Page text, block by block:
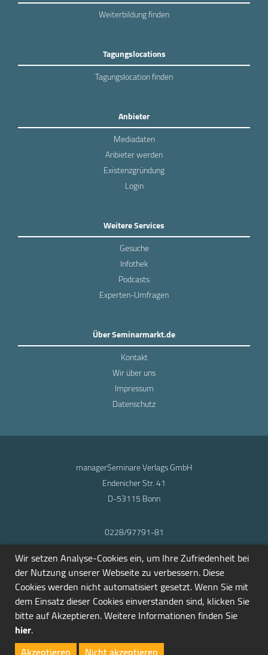
Weiterbildung finden
Tagungslocations
Tagungslocation finden
Anbieter
Mediadaten
Anbieter werden
Existenzgründung
Login
Weitere Services
Gesuche
Infothek
Podcasts
Experten-Umfragen
Über Seminarmarkt.de
Kontakt
Wir über uns
Impressum
Datenschutz
managerSeminare Verlags GmbH
Endenicher Str. 41
D-53115 Bonn
0228/97791-81
info@seminarmarkt.de
© 2001-2026
Wir setzen Analyse-Cookies ein, um Ihre Zufriedenheit bei
der Nutzung unserer Webseite zu verbessern. Diese
Cookies werden nicht automatisiert gesetzt. Wenn Sie mit
dem Einsatz dieser Cookies einverstanden sind, klicken Sie
bitte auf Akzeptieren. Weitere Informationen finden Sie
hier.